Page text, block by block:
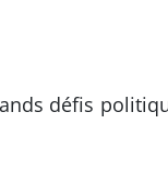
défis